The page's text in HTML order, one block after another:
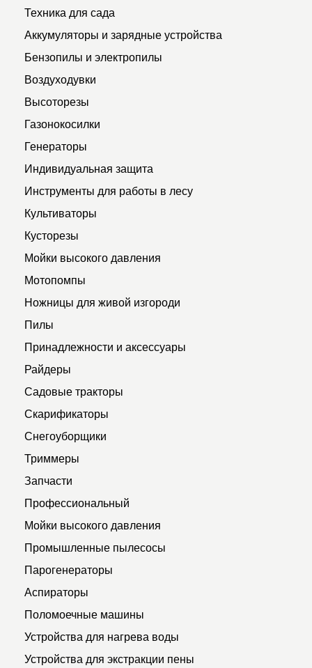
Техника для сада
Аккумуляторы и зарядные устройства
Бензопилы и электропилы
Воздуходувки
Высоторезы
Газонокосилки
Генераторы
Индивидуальная защита
Инструменты для работы в лесу
Культиваторы
Кусторезы
Мойки высокого давления
Мотопомпы
Ножницы для живой изгороди
Пилы
Принадлежности и аксессуары
Райдеры
Садовые тракторы
Скарификаторы
Снегоуборщики
Триммеры
Запчасти
Профессиональный
Мойки высокого давления
Промышленные пылесосы
Парогенераторы
Аспираторы
Поломоечные машины
Устройства для нагрева воды
Устройства для экстракции пены